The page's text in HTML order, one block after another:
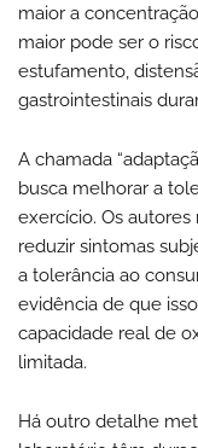
maior a
maior pode ser o
estufamento,
gastrointestinais
A chamada
busca melhorar a
exercício. Os
reduzir sintomas
a tolerância ao
evidência de que
capacidade real de
limitada.
Há outro detalhe